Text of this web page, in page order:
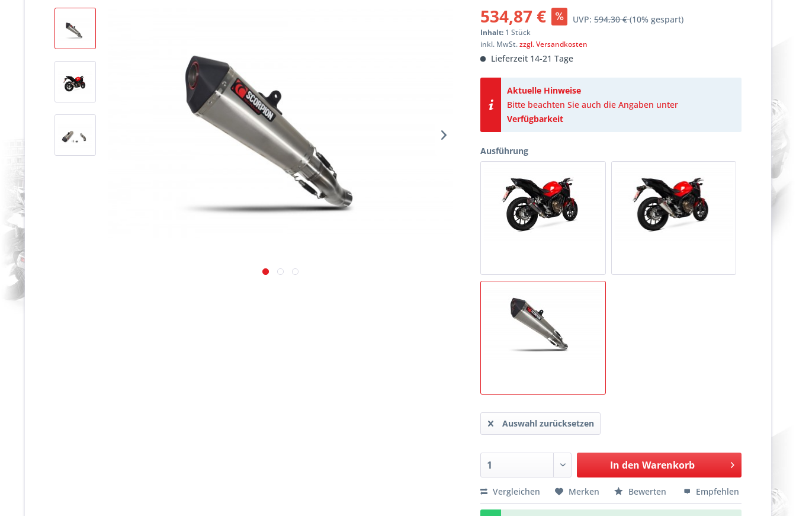
534,87 € UVP:594,30 €(10% gespart)
Inhalt: 1 Stück
inkl. MwSt.zzgl. Versandkosten
Lieferzeit 14-21 Tage
Aktuelle Hinweise
Bitte beachten Sie auch die Angaben unter
Verfügbarkeit
Ausführung
Auswahl zurücksetzen
In den Warenkorb
Vergleichen Merken Bewerten Empfehlen